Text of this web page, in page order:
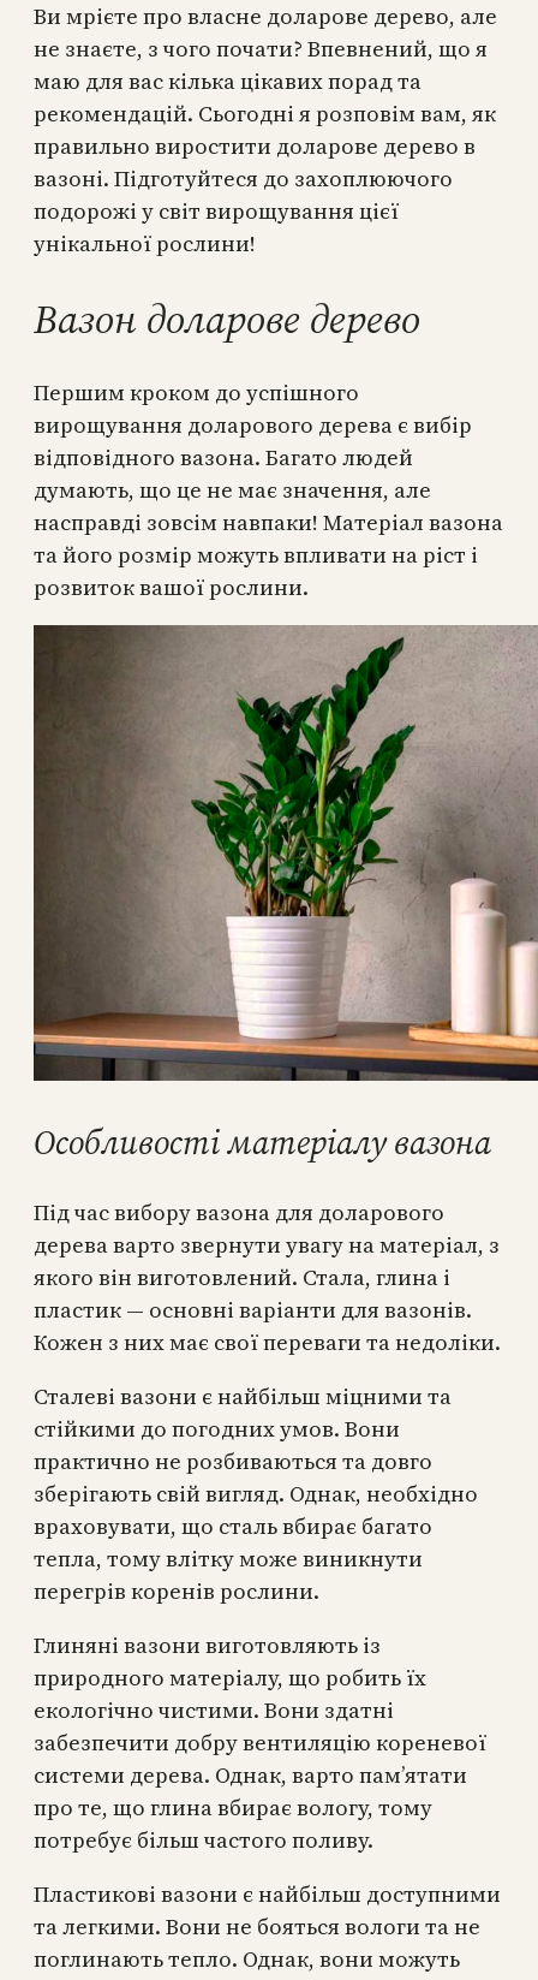
Ви мрієте про власне доларове дерево, але
не знаєте, з чого почати? Впевнений, що я
маю для вас кілька цікавих порад та
рекомендацій. Сьогодні я розповім вам, як
правильно виростити доларове дерево в
вазоні. Підготуйтеся до захоплюючого
подорожі у світ вирощування цієї
унікальної рослини!
Вазон доларове дерево
Першим кроком до успішного
вирощування доларового дерева є вибір
відповідного вазона. Багато людей
думають, що це не має значення, але
насправді зовсім навпаки! Матеріал вазона
та його розмір можуть впливати на ріст і
розвиток вашої рослини.
Особливості матеріалу вазона
Під час вибору вазона для доларового
дерева варто звернути увагу на матеріал, з
якого він виготовлений. Стала, глина і
пластик — основні варіанти для вазонів.
Кожен з них має свої переваги та недоліки.
Сталеві вазони є найбільш міцними та
стійкими до погодних умов. Вони
практично не розбиваються та довго
зберігають свій вигляд. Однак, необхідно
враховувати, що сталь вбирає багато
тепла, тому влітку може виникнути
перегрів коренів рослини.
Глиняні вазони виготовляють із
природного матеріалу, що робить їх
екологічно чистими. Вони здатні
забезпечити добру вентиляцію кореневої
системи дерева. Однак, варто пам’ятати
про те, що глина вбирає вологу, тому
потребує більш частого поливу.
Пластикові вазони є найбільш доступними
та легкими. Вони не бояться вологи та не
поглинають тепло. Однак, вони можуть